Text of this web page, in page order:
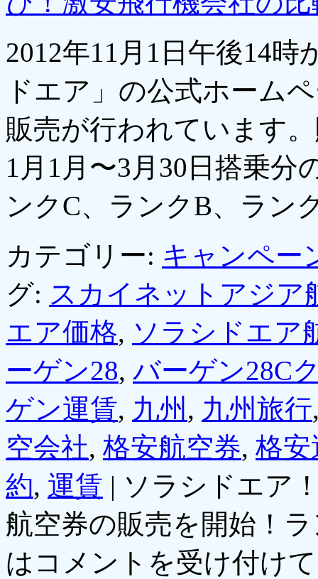
2012年11月1日午後14
ドエア」の公式ホーム
販売が行われています
1月1月〜3月30日搭乗分
ンクC、ランクB、ラン
カテゴリー: キャンペー
グ: スカイネットアジア
エア価格, ソラシドエア
ーゲン28, バーゲン28C
ゲン運賃, 九州 , 九州旅行
空会社, 格安航空券, 格安
約, 運賃 | ソラシドエア
航空券の販売を開始！
は コメントを受け付け